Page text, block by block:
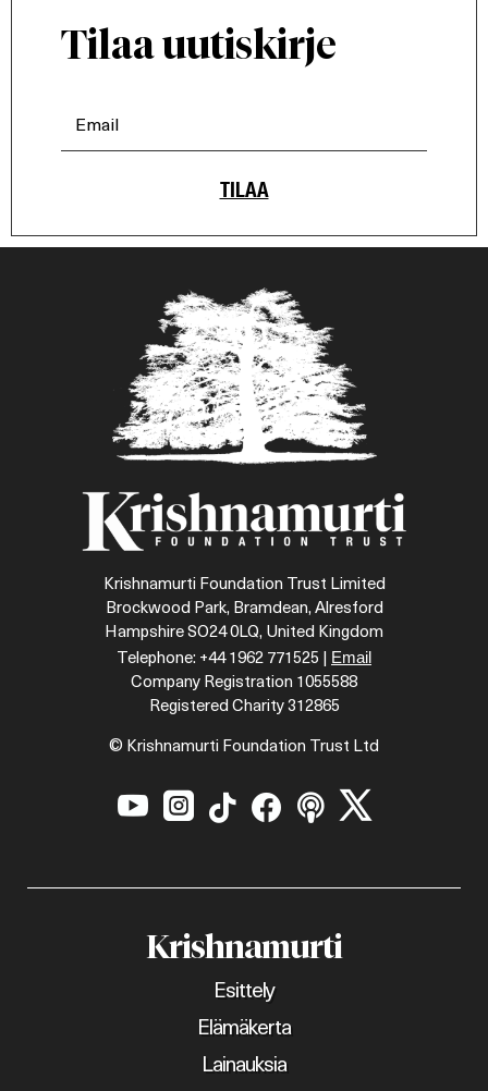
Tilaa uutiskirje
TILAA
Krishnamurti Foundation Trust Limited
Brockwood Park, Bramdean, Alresford
Hampshire SO24 0LQ, United Kingdom
Telephone: +44 1962 771525 | Email
Company Registration 1055588
Registered Charity 312865
© Krishnamurti Foundation Trust Ltd
     
Krishnamurti
Esittely
Elämäkerta
Lainauksia